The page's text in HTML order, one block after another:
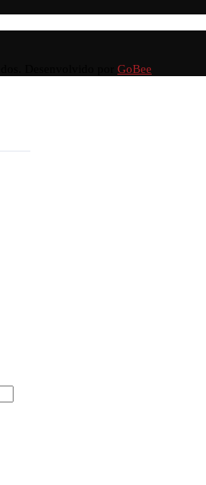
GoBee